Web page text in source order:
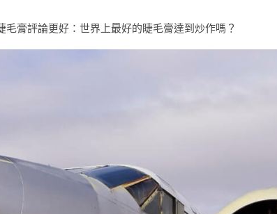
毛膏評論更好：世界上最好的睫毛膏達到炒作嗎？